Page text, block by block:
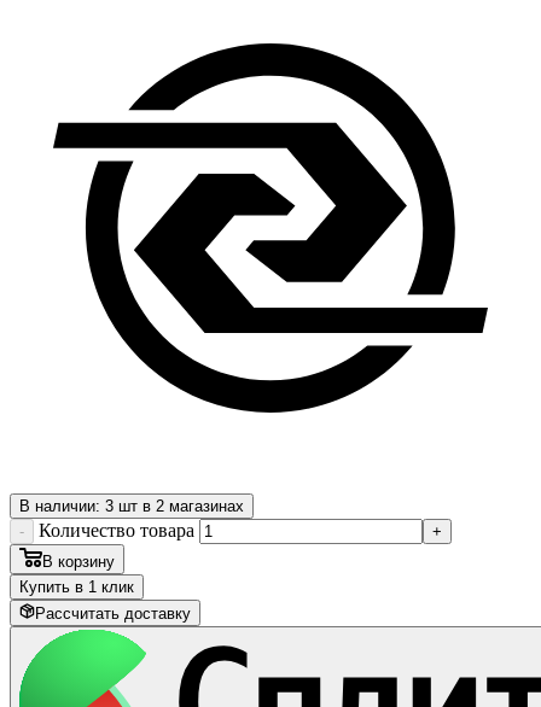
В наличии: 3 шт в 2 магазинах
-
Количество товара
+
В корзину
Купить в 1 клик
Рассчитать доставку